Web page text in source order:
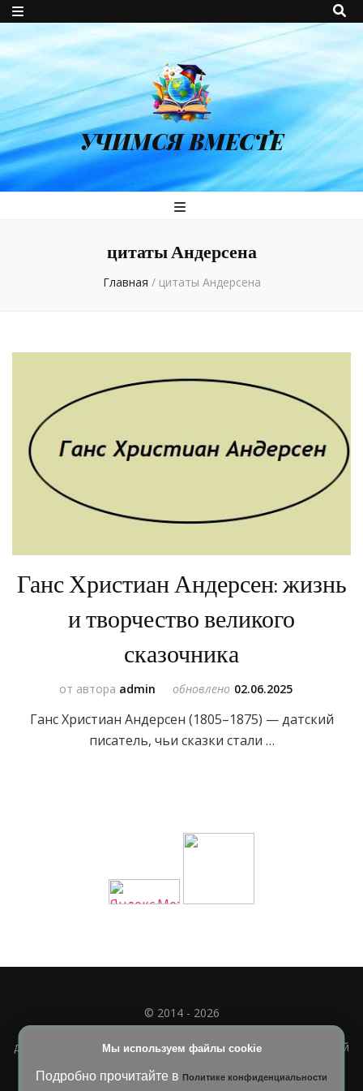
УЧИМСЯ ВМЕСТЕ
цитаты Андерсена
Главная / цитаты Андерсена
Ганс Христиан Андерсен: жизнь
и творчество великого
сказочника
от автора admin обновлено 02.06.2025
Ганс Христиан Андерсен (1805–1875) — датский
писатель, чьи сказки стали …
Мы используем файлы cookie
Подробно прочитайте в Политике конфиденциальности
© 2014 - 2026
Полное или частичное использование материала
допускается только при наличии активной и индексируемой